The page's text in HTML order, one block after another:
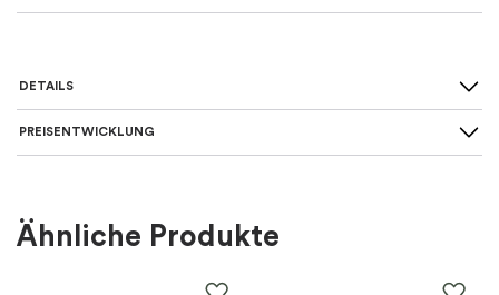
DETAILS
Für wen:
PREISENTWICKLUNG
Ähnliche Produkte